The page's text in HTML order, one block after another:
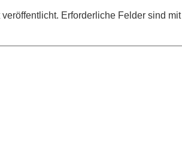
Erforderliche Felder sind mit